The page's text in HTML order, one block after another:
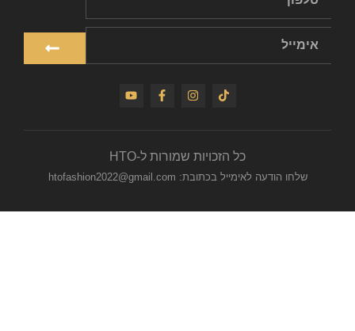
כל הזכויות שמורות ל-HTO
שלחו הודעה לאימייל בכתובת: htofashion2022@gmail.com